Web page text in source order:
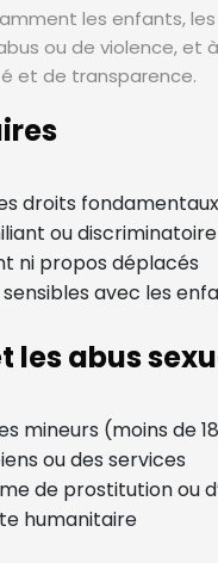
les enfants,
ou de violence, et
et de transparence.
droits fondamentaux
ou discriminatoire
ni propos déplacés
avec les
les abus
mineurs (moins de
ou des services
de prostitution ou
humanitaire